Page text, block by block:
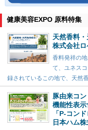
健康美容EXPO 原料特集
天然香料
株式会社
香料発祥の
て、ユネス
録されているこの地で、天然
豚由来コ
機能性表
「P-コン
日本ハム